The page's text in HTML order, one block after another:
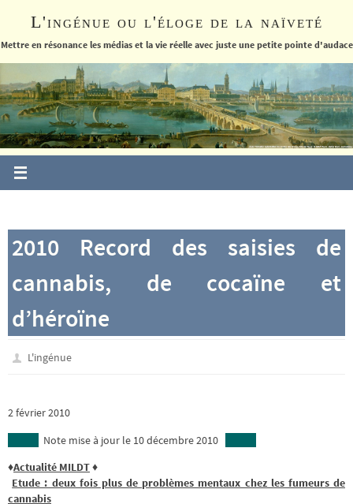
le
L'ingénue ou l'éloge de la naïveté
Mettre en résonance les médias et la vie réelle avec juste une petite pointe d'audace
2010 Record des saisies de
cannabis, de cocaïne et
d’héroïne
L'ingénue
2 février 2010
Note mise à jour le 10 décembre 2010
♦Actualité MILDT♦
Etude : deux fois plus de problèmes mentaux chez les fumeurs de
cannabis